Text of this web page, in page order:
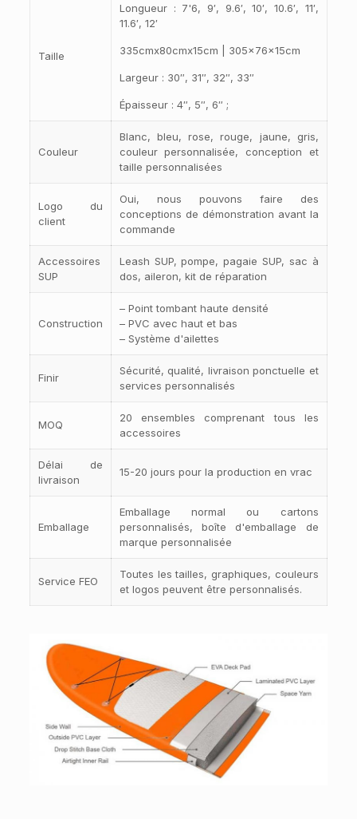
Taille
Longueur : 7'6, 9′, 9.6′, 10′, 10.6′, 11′,
11.6′, 12′
335cmx80cmx15cm | 305x76x15cm
Largeur : 30″, 31″, 32″, 33″
Épaisseur : 4″, 5″, 6″ ;
Couleur
Blanc, bleu, rose, rouge, jaune, gris,
couleur personnalisée, conception et
taille personnalisées
Logo du
client
Oui, nous pouvons faire des
conceptions de démonstration avant la
commande
Accessoires
SUP
Leash SUP, pompe, pagaie SUP, sac à
dos, aileron, kit de réparation
Construction
– Point tombant haute densité
– PVC avec haut et bas
– Système d'ailettes
Finir
Sécurité, qualité, livraison ponctuelle et
services personnalisés
MOQ
20 ensembles comprenant tous les
accessoires
Délai de
livraison
15-20 jours pour la production en vrac
Emballage
Emballage normal ou cartons
personnalisés, boîte d'emballage de
marque personnalisée
Service FEO
Toutes les tailles, graphiques, couleurs
et logos peuvent être personnalisés.